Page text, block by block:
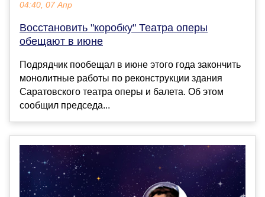
04:40, 07 Апр
Восстановить "коробку" Театра оперы
обещают в июне
Подрядчик пообещал в июне этого года закончить
монолитные работы по реконструкции здания
Саратовского театра оперы и балета. Об этом
сообщил председа...